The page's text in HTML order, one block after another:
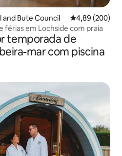
and Bute Council 4,89 de uma
4,89 (200)
férias em Lochside com praia
temporada de
mar com piscina